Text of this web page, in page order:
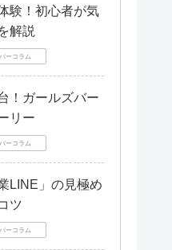
験！初心者が気
解説
ーコラム
！ガールズバー
リー
ーコラム
LINE」の見極め
ツ
ーコラム